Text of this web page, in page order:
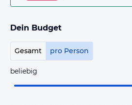
Dein Budget
Gesamt pro Person
beliebig